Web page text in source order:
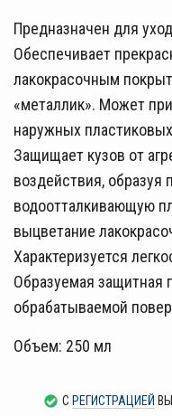
Предназначен для
Обеспечивает
лакокрасочным
«металлик». Может
наружных
Защищает кузов от
воздействия, образуя
водоотталкивающую
выцветание
Характеризуется
Образуемая защитная
обрабатываемой
Объем: 250 мл
С РЕГИСТРАЦИЕЙ